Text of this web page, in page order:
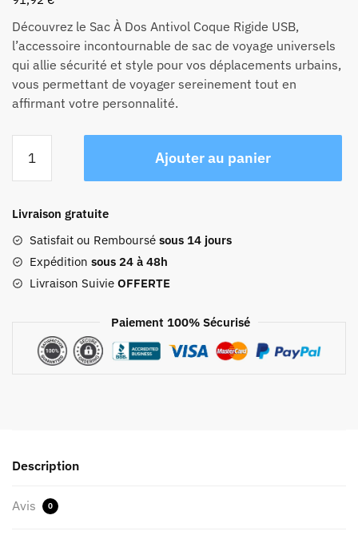
Découvrez le Sac À Dos Antivol Coque Rigide USB,
l’accessoire incontournable de sac de voyage universels
qui allie sécurité et style pour vos déplacements urbains,
vous permettant de voyager sereinement tout en
affirmant votre personnalité.
Sac
Dos
Antivol
Coque
Rigide
Ajouter au panier
Livraison gratuite
Satisfait ou Remboursé sous 14 jours
Expédition sous 24 à 48h
Livraison Suivie OFFERTE
Paiement 100% Sécurisé
Description
Avis 0